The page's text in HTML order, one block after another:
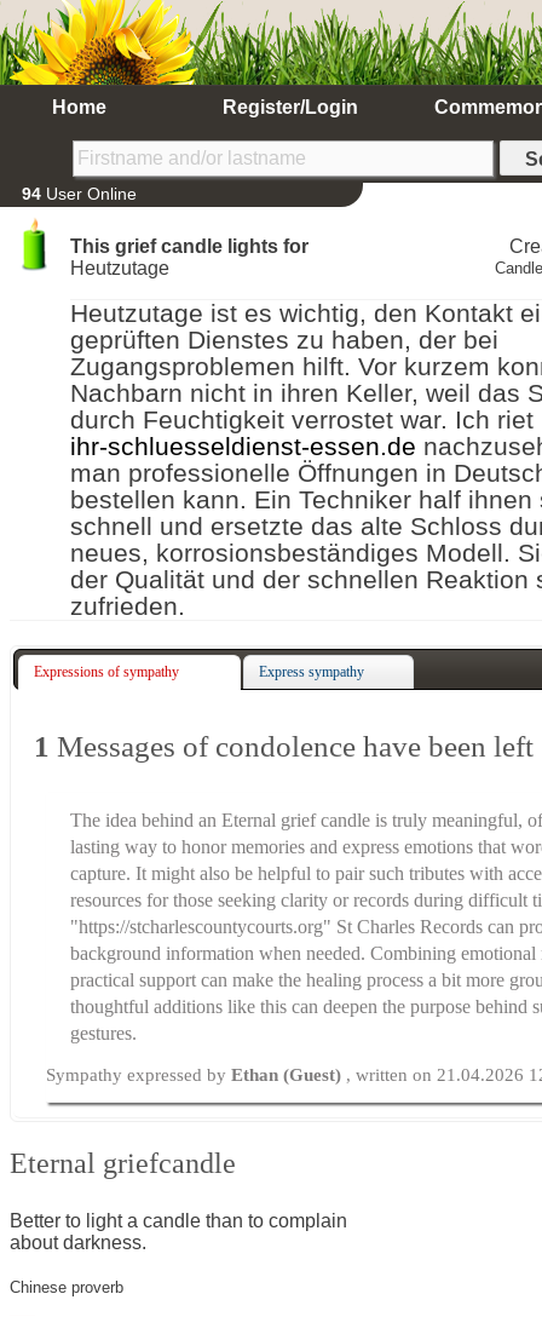
Home Register/Login
94 User Online
This grief candle lights for
Heutzutage
Heutzutage ist es wichtig, den Kontakt
geprüften Dienstes zu haben, der bei
Zugangsproblemen hilft. Vor kurzem
Nachbarn nicht in ihren Keller, weil das
durch Feuchtigkeit verrostet war. Ich riet
ihr-schluesseldienst-essen.de
man professionelle Öffnungen in
bestellen kann. Ein Techniker half ihnen
schnell und ersetzte das alte Schloss
neues, korrosionsbeständiges Modell.
der Qualität und der schnellen Reaktion
zufrieden.
Expressions of sympathy Express sympathy
1 Messages of condolence have been left
The idea behind an Eternal grief candle is truly meaningful,
lasting way to honor memories and express emotions that
capture. It might also be helpful to pair such tributes with
resources for those seeking clarity or records during difficult
"https://stcharlescountycourts.org" St Charles Records can
background information when needed. Combining emotional
practical support can make the healing process a bit more
thoughtful additions like this can deepen the purpose behind
gestures.
Sympathy expressed byEthan (Guest) , written on 21.04.2026
Eternal griefcandle
Better to light a candle than to complain
about darkness.
Chinese proverb